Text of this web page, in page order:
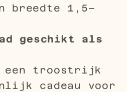
breedte 1,5–
geschikt als
een troostrijk
cadeau voor